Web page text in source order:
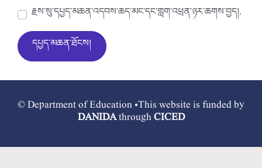
རྗེས་སུ་དཔྱད་མཆན་འདེབས་ཆེད་མིང་དང་གློག་འཕྲིན་ཉར་ཚགས་བྱེད།.
© Department of Education •This website is funded by
DANIDAthroughCICED